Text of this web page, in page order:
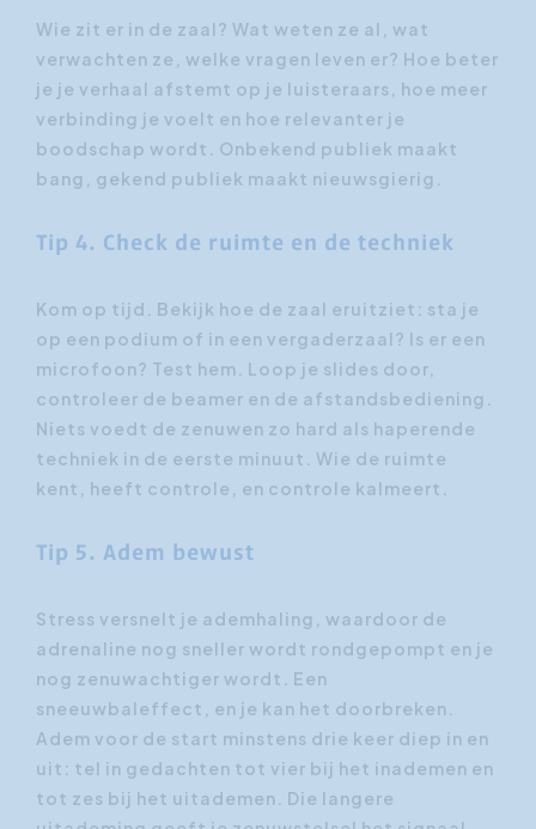
Wie zit er in de zaal? Wat weten ze al, wat
verwachten ze, welke vragen leven er? Hoe beter
je je verhaal afstemt op je luisteraars, hoe meer
verbinding je voelt en hoe relevanter je
boodschap wordt. Onbekend publiek maakt
bang, gekend publiek maakt nieuwsgierig.
Tip 4. Check de ruimte en de techniek
Kom op tijd. Bekijk hoe de zaal eruitziet: sta je
op een podium of in een vergaderzaal? Is er een
microfoon? Test hem. Loop je slides door,
controleer de beamer en de afstandsbediening.
Niets voedt de zenuwen zo hard als haperende
techniek in de eerste minuut. Wie de ruimte
kent, heeft controle, en controle kalmeert.
Tip 5. Adem bewust
Stress versnelt je ademhaling, waardoor de
adrenaline nog sneller wordt rondgepompt en je
nog zenuwachtiger wordt. Een
sneeuwbaleffect, en je kan het doorbreken.
Adem voor de start minstens drie keer diep in en
uit: tel in gedachten tot vier bij het inademen en
tot zes bij het uitademen. Die langere